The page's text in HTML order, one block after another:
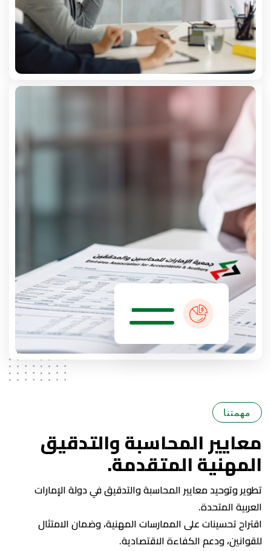
مهمتنا
معايير المحاسبة والتدقيق
المهنية المتقدمة.
تطوير وتوحيد معايير المحاسبة والتدقيق في دولة الإمارات
العربية المتحدة.
اقتراح تحسينات على الممارسات المهنية، وضمان الامتثال
للقوانين، ودعم الكفاءة الاقتصادية.